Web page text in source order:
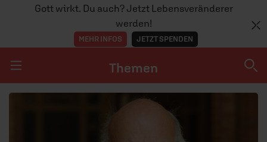
Gott wirkt. Du auch? Jetzt Lebensveränderer
werden!
MEHR INFOS JETZT SPENDEN
Navigation überspringen
Themen